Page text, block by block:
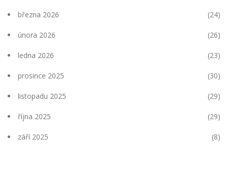
března 2026 (24)
února 2026 (26)
ledna 2026 (23)
prosince 2025 (30)
listopadu 2025 (29)
října 2025 (29)
září 2025 (8)